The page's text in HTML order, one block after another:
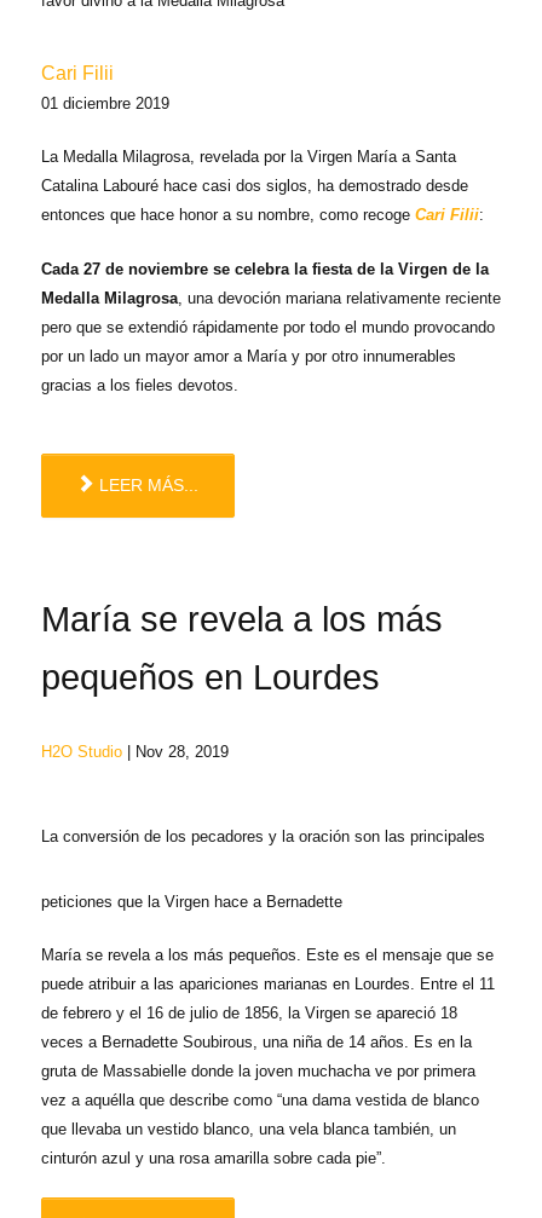
Cari Filii
01 diciembre 2019
La Medalla Milagrosa, revelada por la Virgen María a Santa
Catalina Labouré hace casi dos siglos, ha demostrado desde
entonces que hace honor a su nombre, como recoge Cari Filii:
Cada 27 de noviembre se celebra la fiesta de la Virgen de la
Medalla Milagrosa, una devoción mariana relativamente reciente
pero que se extendió rápidamente por todo el mundo provocando
por un lado un mayor amor a María y por otro innumerables
gracias a los fieles devotos.
LEER MÁS...
María se revela a los más
pequeños en Lourdes
H2O Studio | Nov 28, 2019
La conversión de los pecadores y la oración son las principales
peticiones que la Virgen hace a Bernadette
María se revela a los más pequeños. Este es el mensaje que se
puede atribuir a las apariciones marianas en Lourdes. Entre el 11
de febrero y el 16 de julio de 1856, la Virgen se apareció 18
veces a Bernadette Soubirous, una niña de 14 años. Es en la
gruta de Massabielle donde la joven muchacha ve por primera
vez a aquélla que describe como “una dama vestida de blanco
que llevaba un vestido blanco, una vela blanca también, un
cinturón azul y una rosa amarilla sobre cada pie”.